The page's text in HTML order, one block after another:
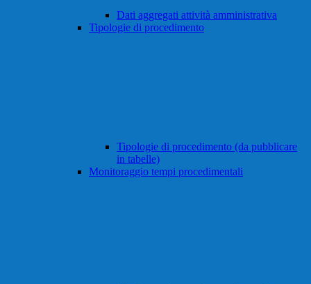
Dati aggregati attività amministrativa
Tipologie di procedimento
Tipologie di procedimento (da pubblicare
in tabelle)
Monitoraggio tempi procedimentali